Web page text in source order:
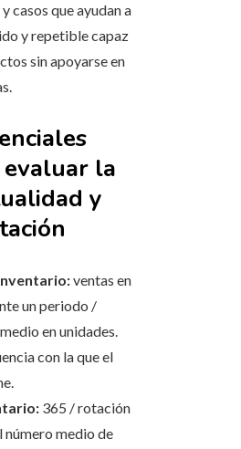
casos que ayudan a
y repetible capaz
sin apoyarse en
evaluar la
y
ventas en
un periodo /
en unidades.
con la que el
365 / rotación
número medio de